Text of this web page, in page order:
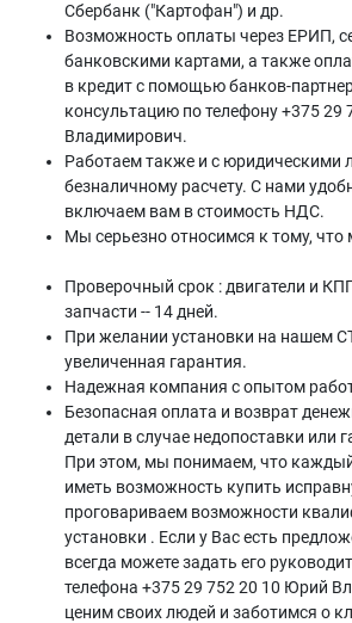
Сбербанк ("Картофан") и др.
Возможность оплаты через ЕРИП,
банковскими картами, а также
в кредит с помощью банков-
консультацию по телефону +375
Владимирович.
Работаем также и с юридическими
безналичному расчету. С нами
включаем вам в стоимость НДС.
Мы серьезно относимся к тому,
Проверочный срок : двигатели и
запчасти -- 14 дней.
При желании установки на нашем
увеличенная гарантия.
Надежная компания с опытом
Безопасная оплата и возврат
детали в случае недопоставки или
При этом, мы понимаем, что
иметь возможность купить
проговариваем возможности
установки . Если у Вас есть
всегда можете задать его
телефона +375 29 752 20 10 Юрий
ценим своих людей и заботимся о